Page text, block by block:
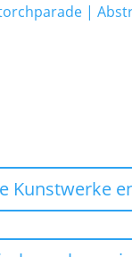
|
Kunstwerke